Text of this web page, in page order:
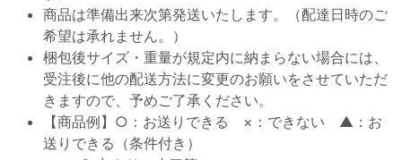
商品は準備出来次第発送いたします。（配達日時のご
希望は承れません。）
梱包後サイズ・重量が規定内に納まらない場合には、
受注後に他の配送方法に変更のお願いをさせていただ
きますので、予めご了承ください。
【商品例】○：お送りできる ×：できない ▲：お
送りできる（条件付き）